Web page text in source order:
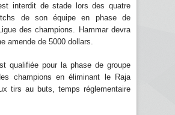
interdit de stade lors des quatre
de son équipe en phase de
des champions. Hammar devra
amende de 5000 dollars.
qualifiée pour la phase de groupe
champions en éliminant le Raja
tirs au buts, temps réglementaire